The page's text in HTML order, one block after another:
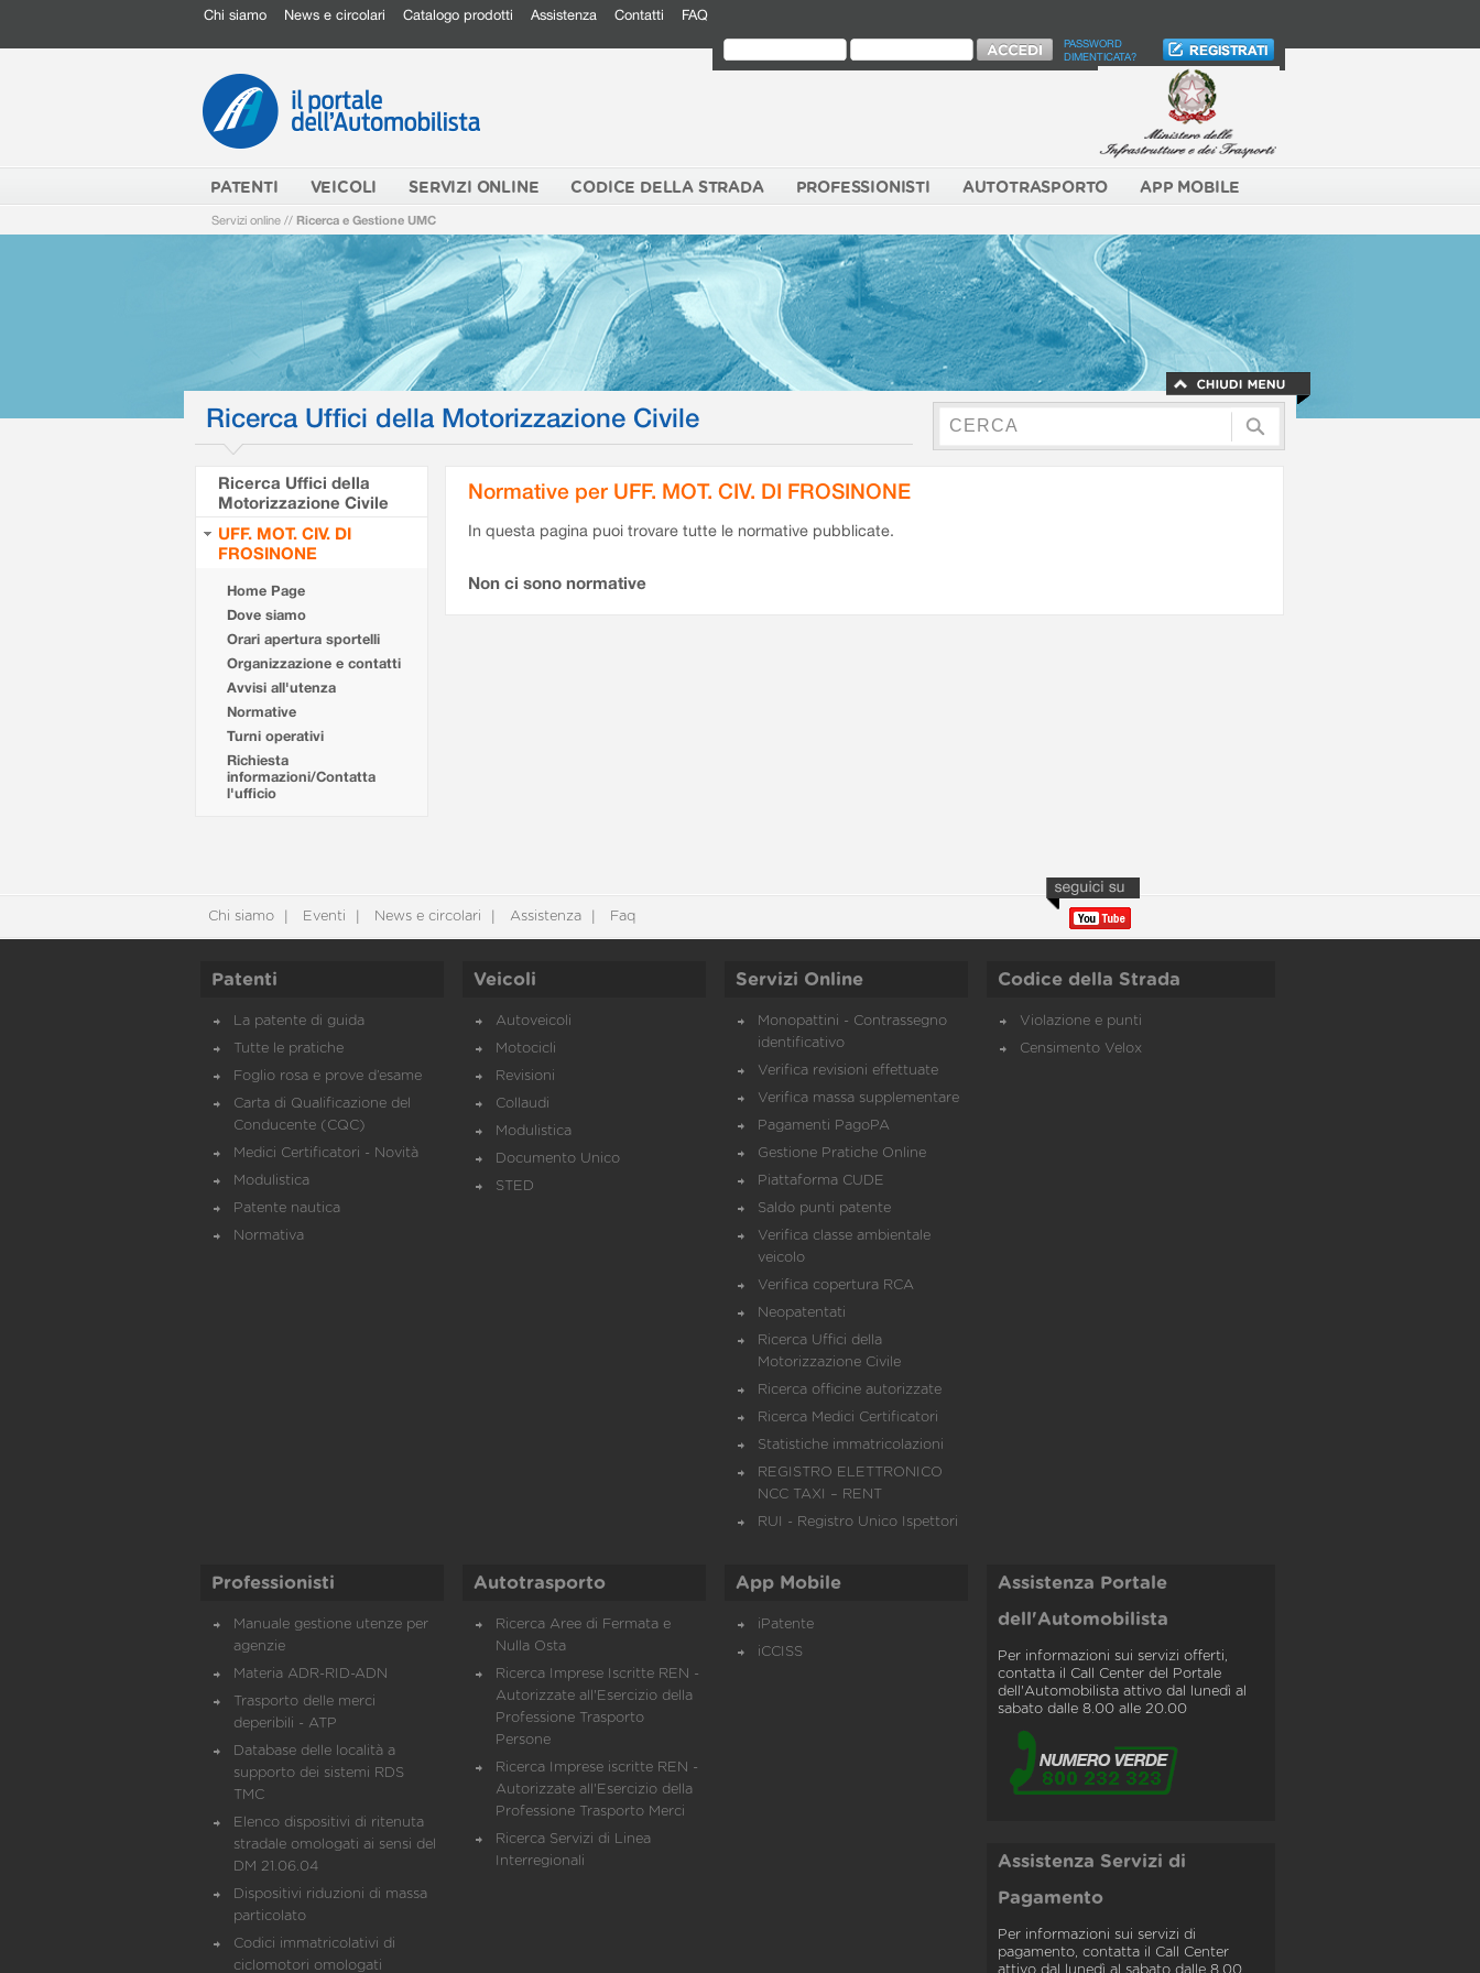
Chi siamo News e circolari Catalogo prodotti Assistenza Contatti FAQ
PASSWORD
DIMENTICATA?
PATENTI VEICOLI SERVIZI ONLINE CODICE DELLA STRADA PROFESSIONISTI AUTOTRASPORTO APP MOBILE
Servizi online // Ricerca e Gestione UMC
Ricerca Uffici della Motorizzazione Civile
Ricerca Uffici della
Motorizzazione Civile
UFF. MOT. CIV. DI
FROSINONE
Home Page
Dove siamo
Orari apertura sportelli
Organizzazione e contatti
Avvisi all'utenza
Normative
Turni operativi
Richiesta
informazioni/Contatta
l'ufficio
Normative per UFF. MOT. CIV. DI FROSINONE
In questa pagina puoi trovare tutte le normative pubblicate.
Non ci sono normative
Chi siamo Eventi News e circolari Assistenza Faq
Patenti
La patente di guida
Tutte le pratiche
Foglio rosa e prove d’esame
Carta di Qualificazione del
Conducente (CQC)
Medici Certificatori - Novità
Modulistica
Patente nautica
Normativa
Veicoli
Autoveicoli
Motocicli
Revisioni
Collaudi
Modulistica
Documento Unico
STED
Servizi Online
Monopattini - Contrassegno
identificativo
Verifica revisioni effettuate
Verifica massa supplementare
Pagamenti PagoPA
Gestione Pratiche Online
Piattaforma CUDE
Saldo punti patente
Verifica classe ambientale
veicolo
Verifica copertura RCA
Neopatentati
Ricerca Uffici della
Motorizzazione Civile
Ricerca officine autorizzate
Ricerca Medici Certificatori
Statistiche immatricolazioni
REGISTRO ELETTRONICO
NCC TAXI – RENT
RUI - Registro Unico Ispettori
Codice della Strada
Violazione e punti
Censimento Velox
Professionisti
Manuale gestione utenze per
agenzie
Materia ADR-RID-ADN
Trasporto delle merci
deperibili - ATP
Database delle località a
supporto dei sistemi RDS
TMC
Elenco dispositivi di ritenuta
stradale omologati ai sensi del
DM 21.06.04
Dispositivi riduzioni di massa
particolato
Codici immatricolativi di
ciclomotori omologati
Autotrasporto
Ricerca Aree di Fermata e
Nulla Osta
Ricerca Imprese Iscritte REN -
Autorizzate all'Esercizio della
Professione Trasporto
Persone
Ricerca Imprese iscritte REN -
Autorizzate all'Esercizio della
Professione Trasporto Merci
Ricerca Servizi di Linea
Interregionali
App Mobile
iPatente
iCCISS
Assistenza Portale
dell'Automobilista
Per informazioni sui servizi offerti,
contatta il Call Center del Portale
dell'Automobilista attivo dal lunedì al
sabato dalle 8.00 alle 20.00
Assistenza Servizi di
Pagamento
Per informazioni sui servizi di
pagamento, contatta il Call Center